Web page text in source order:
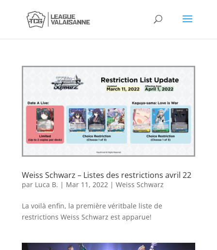
Weiss Schwarz – Listes des restrictions avril 22
par Luca B. | Mar 11, 2022 | Weiss Schwarz
La voilà enfin, la première véritbale liste de
restrictions Weiss Schwarz est apparue!